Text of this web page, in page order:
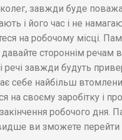
колег, завжди буде
і його час і не
на робочому місці.
стороннім речам
речі завжди будуть
себе найбільш
на своєму заробітку і
робочого
ви зможете перейти